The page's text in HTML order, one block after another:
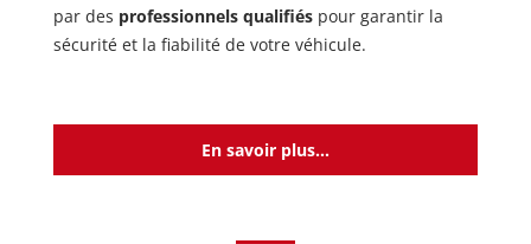
par des professionnels qualifiés pour garantir la
sécurité et la fiabilité de votre véhicule.
En savoir plus...